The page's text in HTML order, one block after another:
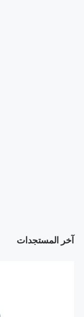
آخر المستجدات